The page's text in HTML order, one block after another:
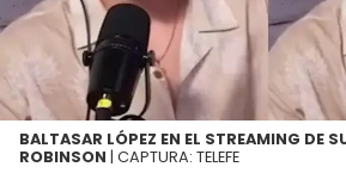
BALTASAR LÓPEZ EN EL STREAMING DE
ROBINSON | CAPTURA: TELEFE